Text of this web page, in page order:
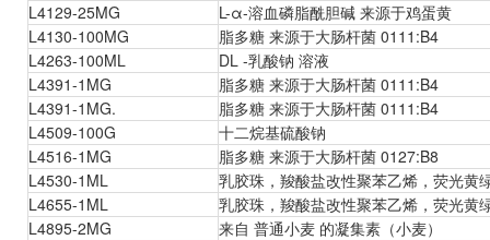
L4129-25MG
L-α-溶血磷脂酰胆碱 来源于鸡蛋黄
L4130-100MG
脂多糖 来源于大肠杆菌 0111:B4
L4263-100ML
DL -乳酸钠 溶液
L4391-1MG
脂多糖 来源于大肠杆菌 0111:B4
L4391-1MG.
脂多糖 来源于大肠杆菌 0111:B4
L4509-100G
十二烷基硫酸钠
L4516-1MG
脂多糖 来源于大肠杆菌 0127:B8
L4530-1ML
乳胶珠，羧酸盐改性聚苯乙烯，荧光黄
L4655-1ML
乳胶珠，羧酸盐改性聚苯乙烯，荧光黄
L4895-2MG
来自 普通小麦 的凝集素（小麦）